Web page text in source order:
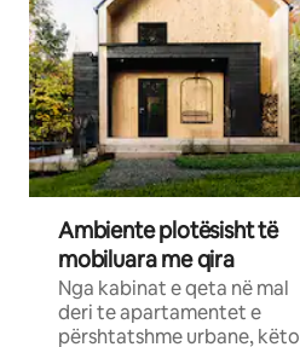
Ambiente plotësisht të
mobiluara me qira
Nga kabinat e qeta në mal
deri te apartamentet e
përshtatshme urbane, këto